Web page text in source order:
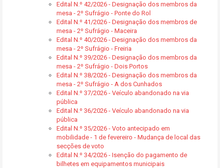
Edital N.º 42/2026 - Designação dos membros da
mesa - 2º Sufrágio - Ponte do Rol
Edital N.º 41/2026 - Designação dos membros de
mesa - 2º Sufrágio - Maceira
Edital N.º 40/2026 - Designação dos membros da
mesa - 2º Sufrágio - Freiria
Edital N.º 39/2026 - Designação dos membros da
mesa - 2º Sufrágio - Dois Portos
Edital N.º 38/2026 - Designação dos membros da
mesa - 2º Sufrágio - A dos Cunhados
Edital N.º 37/2026 - Veículo abandonado na via
pública
Edital N.º 36/2026 - Veículo abandonado na via
pública
Edital N.º 35/2026 - Voto antecipado em
mobilidade - 1 de fevereiro - Mudança de local das
secções de voto
Edital N.º 34/2026 - Isenção do pagamento de
bilhetes em equipamentos municipais